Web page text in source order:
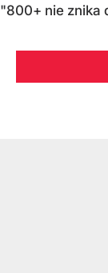
"800+ nie znika